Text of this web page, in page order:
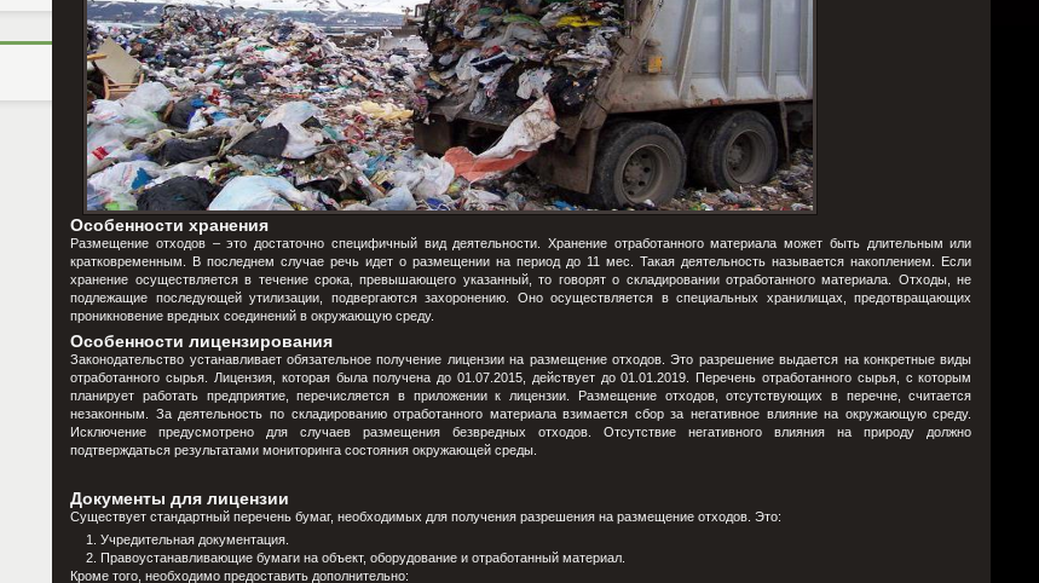
Особенности хранения
Размещение отходов – это достаточно специфичный вид деятельности. Хранение отработанного материала может быть длительным или
кратковременным. В последнем случае речь идет о размещении на период до 11 мес. Такая деятельность называется накоплением. Если
хранение осуществляется в течение срока, превышающего указанный, то говорят о складировании отработанного материала. Отходы, не
подлежащие последующей утилизации, подвергаются захоронению. Оно осуществляется в специальных хранилищах, предотвращающих
проникновение вредных соединений в окружающую среду.
Особенности лицензирования
Законодательство устанавливает обязательное получение лицензии на размещение отходов. Это разрешение выдается на конкретные виды
отработанного сырья. Лицензия, которая была получена до 01.07.2015, действует до 01.01.2019. Перечень отработанного сырья, с которым
планирует работать предприятие, перечисляется в приложении к лицензии. Размещение отходов, отсутствующих в перечне, считается
незаконным. За деятельность по складированию отработанного материала взимается сбор за негативное влияние на окружающую среду.
Исключение предусмотрено для случаев размещения безвредных отходов. Отсутствие негативного влияния на природу должно
подтверждаться результатами мониторинга состояния окружающей среды.
Документы для лицензии
Существует стандартный перечень бумаг, необходимых для получения разрешения на размещение отходов. Это:
Учредительная документация.
Правоустанавливающие бумаги на объект, оборудование и отработанный материал.
Кроме того, необходимо предоставить дополнительно: